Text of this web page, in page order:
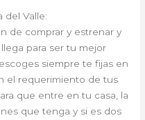
del Valle:
de comprar y estrenar y
para ser tu mejor
siempre te fijas en
el requerimiento de tus
que entre en tu casa, la
que tenga y si es dos